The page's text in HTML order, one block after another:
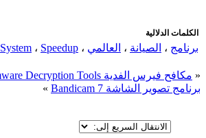
الكلمات الدلالية
برنامج ، الصيانة ، العالمي ، System ، Speedup
« مكافح فيرس الفدية Avast Ransomware Decryption Tools
برنامج تصوير الشاشة Bandicam 7
»